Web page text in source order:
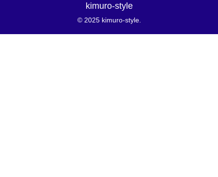
kimuro-style
© 2025 kimuro-style.